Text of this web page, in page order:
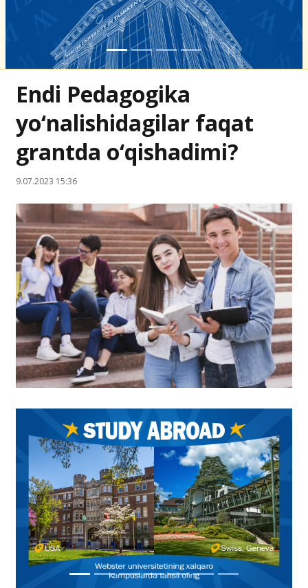
Endi Pedagogika
yo‘nalishidagilar faqat
grantda o‘qishadimi?
9.07.2023 15:36